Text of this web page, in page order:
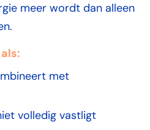
meer wordt dan alleen
met
volledig vastligt